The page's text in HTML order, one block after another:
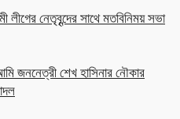
নেতৃবৃন্দের সাথে মতবিনিময় সভা
জননেত্রী শেখ হাসিনার নৌকার